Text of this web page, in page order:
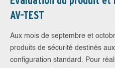
AV-TEST
Aux mois de septembre et
produits de sécurité destinés
configuration standard. Pour